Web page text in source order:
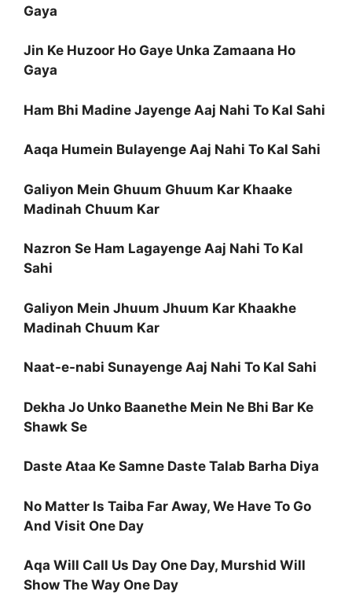
Gaya
Jin Ke Huzoor Ho Gaye Unka Zamaana Ho
Gaya
Ham Bhi Madine Jayenge Aaj Nahi To Kal Sahi
Aaqa Humein Bulayenge Aaj Nahi To Kal Sahi
Galiyon Mein Ghuum Ghuum Kar Khaake
Madinah Chuum Kar
Nazron Se Ham Lagayenge Aaj Nahi To Kal
Sahi
Galiyon Mein Jhuum Jhuum Kar Khaakhe
Madinah Chuum Kar
Naat-e-nabi Sunayenge Aaj Nahi To Kal Sahi
Dekha Jo Unko Baanethe Mein Ne Bhi Bar Ke
Shawk Se
Daste Ataa Ke Samne Daste Talab Barha Diya
No Matter Is Taiba Far Away, We Have To Go
And Visit One Day
Aqa Will Call Us Day One Day, Murshid Will
Show The Way One Day